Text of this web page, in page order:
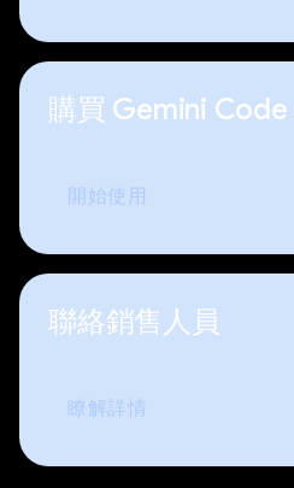
購買 Gemini
開始使用
聯絡銷售人員
瞭解詳情